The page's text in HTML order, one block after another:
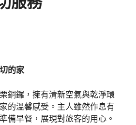
的家
銅鑼，擁有清新空氣與乾淨環
的溫馨感受。主人雖然作息有
備早餐，展現對旅客的用心。